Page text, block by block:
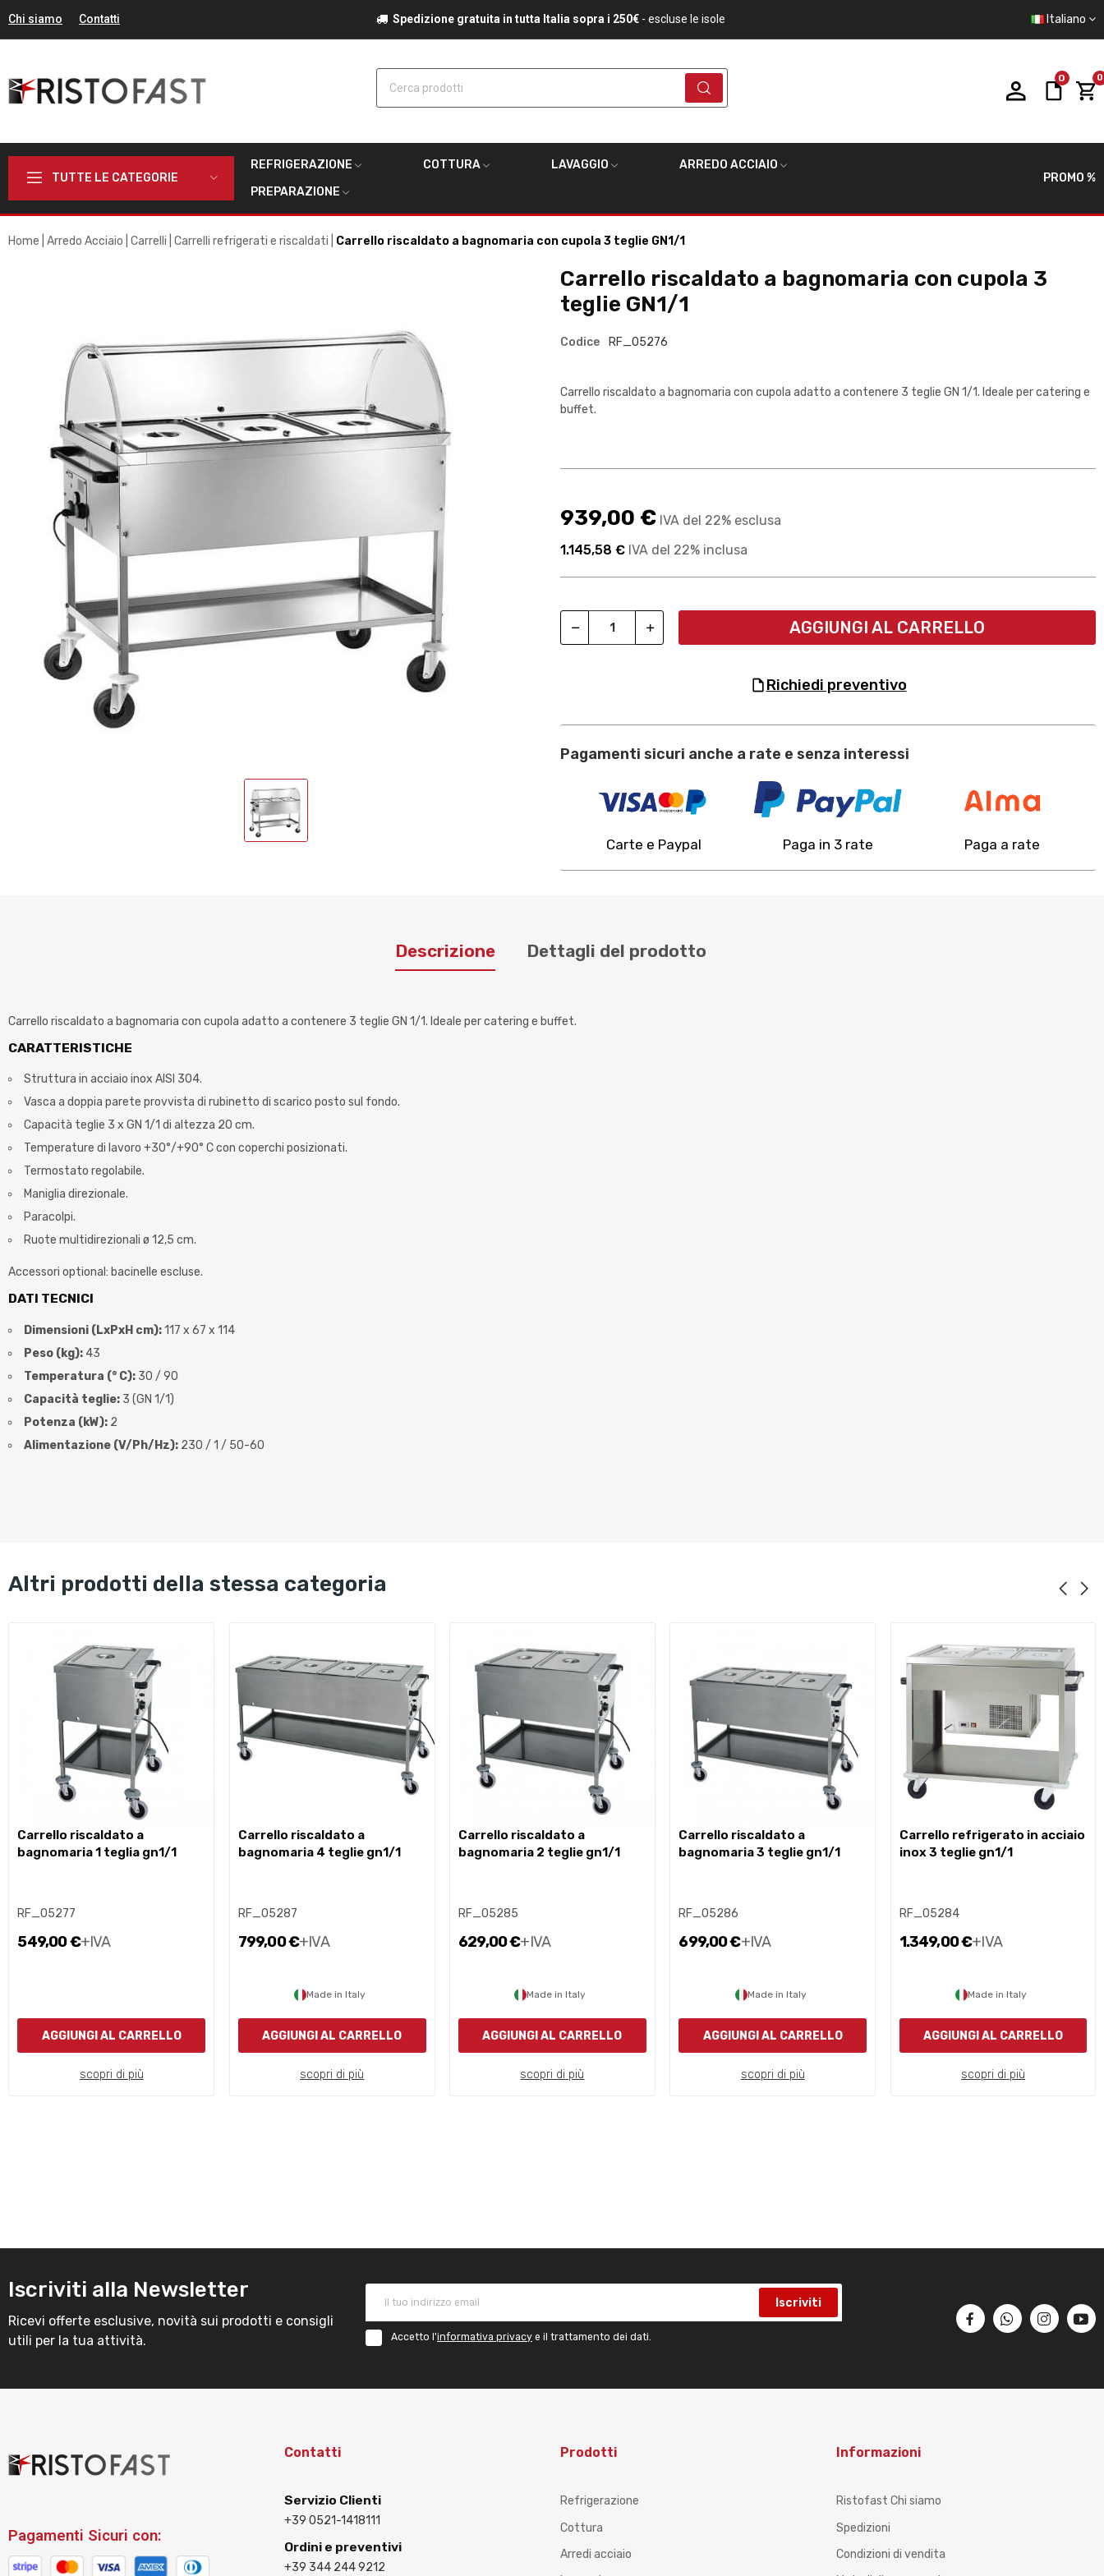
Chi siamo Contatti Spedizione gratuita in tutta Italia sopra i 250€- escluse le isole Italiano
Cerca prodotti
0 0
TUTTE LE CATEGORIE
REFRIGERAZIONE COTTURA LAVAGGIO
ARREDO ACCIAIO
PREPARAZIONE
PROMO %
Home Arredo Acciaio Carrelli Carrelli refrigerati e riscaldati Carrello riscaldato a bagnomaria con cupola 3 teglie GN1/1
Carrello riscaldato a bagnomaria con cupola 3
teglie GN1/1
Codice RF_05276
Carrello riscaldato a bagnomaria con cupola adatto a contenere 3 teglie GN 1/1. Ideale per catering e
buffet.
939,00 € IVA del 22% esclusa
1.145,58 € IVA del 22% inclusa
AGGIUNGI AL CARRELLO
richiedi preventivo
Pagamenti sicuri anche a rate e senza interessi
Carte e Paypal Paga in 3 rate Paga a rate
Descrizione Dettagli del prodotto
Carrello riscaldato a bagnomaria con cupola adatto a contenere 3 teglie GN 1/1. Ideale per catering e buffet.
CARATTERISTICHE
Struttura in acciaio inox AISI 304.
Vasca a doppia parete provvista di rubinetto di scarico posto sul fondo.
Capacità teglie 3 x GN 1/1 di altezza 20 cm.
Temperature di lavoro +30°/+90° C con coperchi posizionati.
Termostato regolabile.
Maniglia direzionale.
Paracolpi.
Ruote multidirezionali ø 12,5 cm.
Accessori optional: bacinelle escluse.
DATI TECNICI
Dimensioni (LxPxH cm):117 x 67 x 114
Peso (kg): 43
Temperatura (° C): 30 / 90
Capacità teglie: 3 (GN 1/1)
Potenza (kW): 2
Alimentazione (V/Ph/Hz): 230 / 1 / 50-60
altri prodotti della stessa categoria
carrello riscaldato a
bagnomaria 1 teglia gn1/1
RF_05277
549,00 €+IVA
AGGIUNGI AL CARRELLO
scopri di più
carrello riscaldato a
bagnomaria 4 teglie gn1/1
RF_05287
799,00 €+IVA
Made in Italy
AGGIUNGI AL CARRELLO
scopri di più
carrello riscaldato a
bagnomaria 2 teglie gn1/1
RF_05285
629,00 €+IVA
Made in Italy
AGGIUNGI AL CARRELLO
scopri di più
carrello riscaldato a
bagnomaria 3 teglie gn1/1
RF_05286
699,00 €+IVA
Made in Italy
AGGIUNGI AL CARRELLO
scopri di più
carrello refrigerato in acciaio
inox 3 teglie gn1/1
RF_05284
1.349,00 €+IVA
Made in Italy
AGGIUNGI AL CARRELLO
scopri di più
Iscriviti alla Newsletter
Ricevi offerte esclusive, novità sui prodotti e consigli
utili per la tua attività.
Iscriviti
Accetto l'informativa privacy e il trattamento dei dati.
Pagamenti Sicuri con:
Contatti
Servizio Clienti
+39 0521-1418111
Ordini e preventivi
+39 344 244 9212
Prodotti
Refrigerazione
Cottura
Arredi acciaio
Informazioni
Ristofast Chi siamo
Spedizioni
Condizioni di vendita